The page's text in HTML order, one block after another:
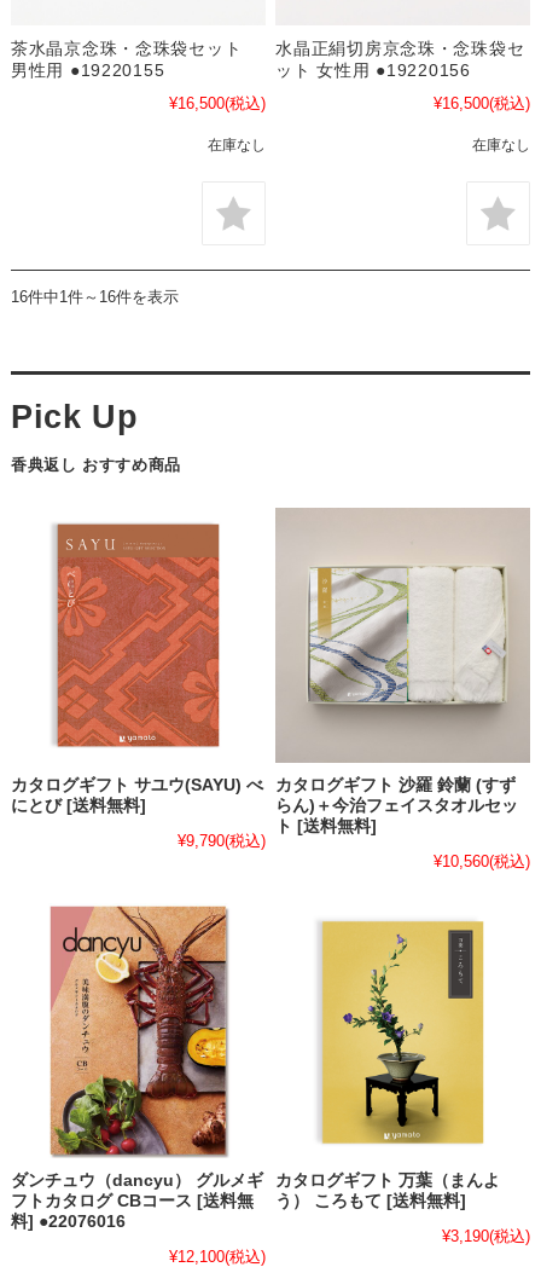
茶水晶京念珠・念珠袋セット
男性用 ●19220155
¥16,500(税込)
在庫なし
水晶正絹切房京念珠・念珠袋セ
ット 女性用 ●19220156
¥16,500(税込)
在庫なし
16件中1件～16件を表示
香典返し おすすめ商品
カタログギフト サユウ(SAYU) べ
にとび [送料無料]
¥9,790(税込)
カタログギフト 沙羅 鈴蘭 (すず
らん)＋今治フェイスタオルセッ
ト [送料無料]
¥10,560(税込)
ダンチュウ（dancyu） グルメギ
フトカタログ CBコース [送料無
料] ●22076016
¥12,100(税込)
カタログギフト 万葉（まんよ
う） ころもて [送料無料]
¥3,190(税込)